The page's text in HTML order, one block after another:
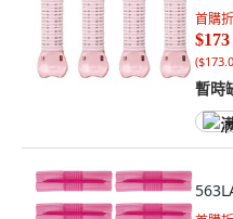
首購
$173
(
暫時